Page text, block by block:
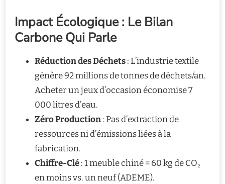
Impact Écologique : Le Bilan
Carbone Qui Parle
Réduction des Déchets: L’industrie textile
génère 92 millions de tonnes de déchets/an.
Acheter un jeux d’occasion économise 7
000 litres d’eau.
Zéro Production: Pas d’extraction de
ressources ni d’émissions liées à la
fabrication.
Chiffre-Clé: 1 meuble chiné = 60 kg de CO₂
en moins vs. un neuf (ADEME).